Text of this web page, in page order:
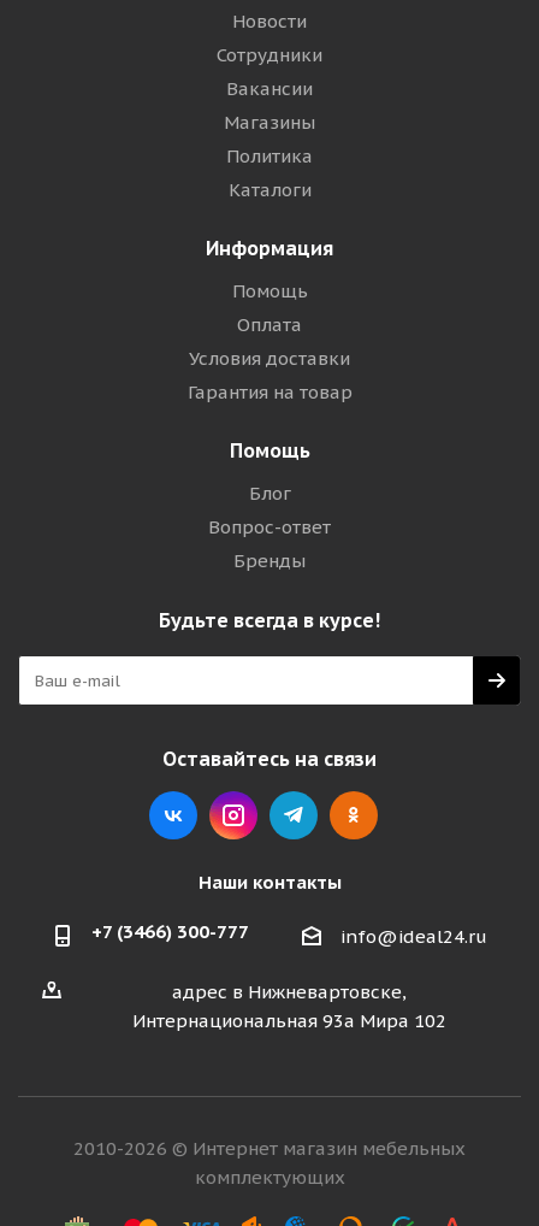
Новости
Сотрудники
Вакансии
Магазины
Политика
Каталоги
Информация
Помощь
Оплата
Условия доставки
Гарантия на товар
Помощь
Блог
Вопрос-ответ
Бренды
Будьте всегда в курсе!
Оставайтесь на связи
Наши контакты
+7 (3466) 300-777 info@ideal24.ru
адрес в Нижневартовске,
Интернациональная 93а Мира 102
2010-2026 © Интернет магазин мебельных
комплектующих